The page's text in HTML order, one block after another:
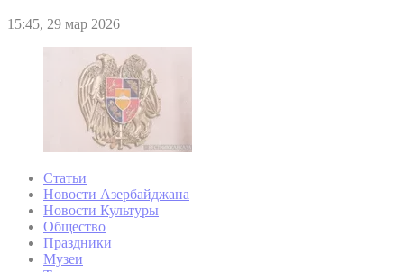
15:45, 29 мар 2026
Статьи
Новости Азербайджана
Новости Культуры
Общество
Праздники
Музеи